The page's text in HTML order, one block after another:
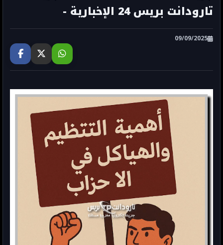
تارودانت بريس 24 الإخبارية -
09/09/2025